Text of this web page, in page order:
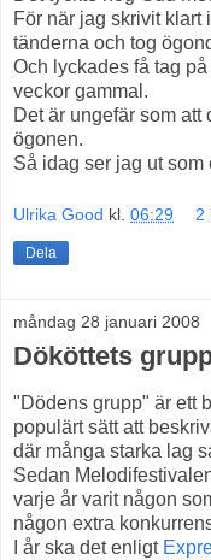
För när jag skrivit
tänderna och tog
Och lyckades få tag
veckor gammal.
Det är ungefär som
ögonen.
Så idag ser jag ut som
Ulrika Good kl. 06:29 2
Dela
måndag 28 januari 2008
Dököttets
"Dödens grupp" är ett
populärt sätt att
där många starka lag
Sedan
varje år varit någon
någon extra
I år ska det enligt